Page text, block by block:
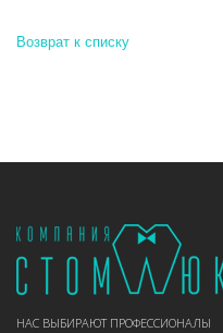
Возврат к списку
НАС ВЫБИРАЮТ ПРОФЕССИОНАЛЫ